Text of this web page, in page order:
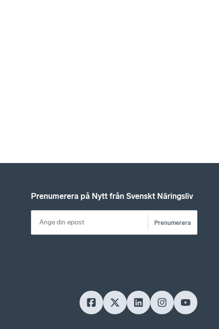
Prenumerera på Nytt från Svenskt Näringsliv
Prenumerera